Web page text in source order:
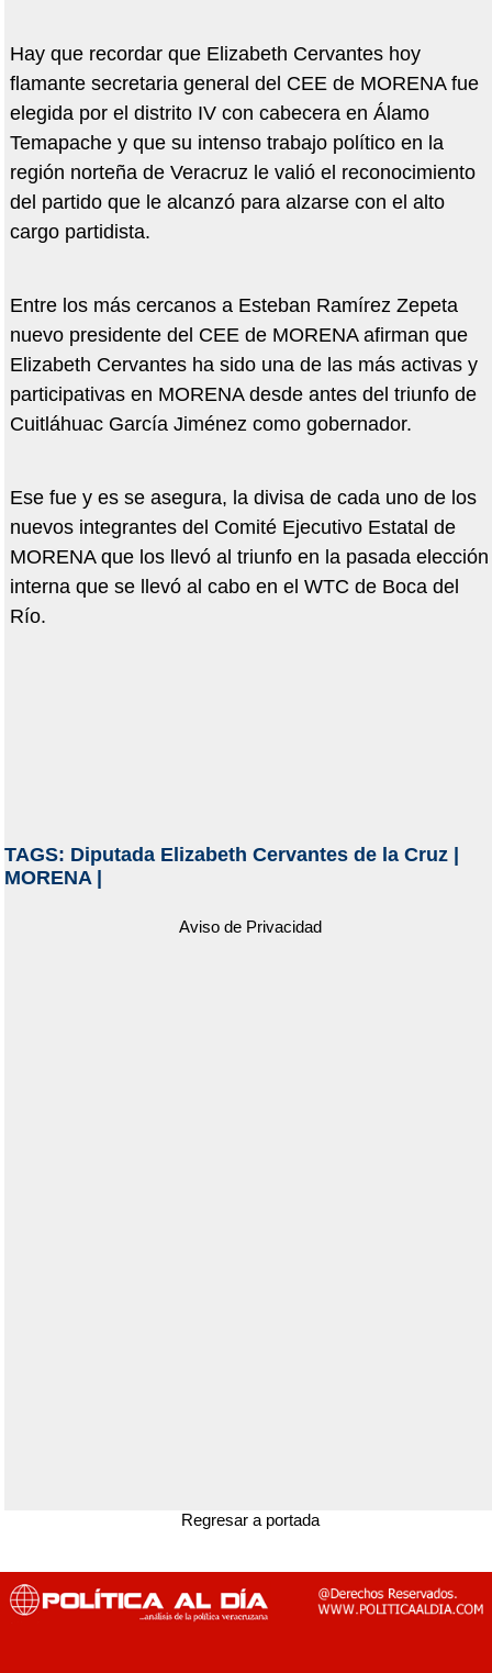
Hay que recordar que Elizabeth Cervantes hoy
flamante secretaria general del CEE de MORENA fue
elegida por el distrito IV con cabecera en Álamo
Temapache y que su intenso trabajo político en la
región norteña de Veracruz le valió el reconocimiento
del partido que le alcanzó para alzarse con el alto
cargo partidista.
Entre los más cercanos a Esteban Ramírez Zepeta
nuevo presidente del CEE de MORENA afirman que
Elizabeth Cervantes ha sido una de las más activas y
participativas en MORENA desde antes del triunfo de
Cuitláhuac García Jiménez como gobernador.
Ese fue y es se asegura, la divisa de cada uno de los
nuevos integrantes del Comité Ejecutivo Estatal de
MORENA que los llevó al triunfo en la pasada elección
interna que se llevó al cabo en el WTC de Boca del
Río.
TAGS: Diputada Elizabeth Cervantes de la Cruz|
MORENA|
Aviso de Privacidad
Regresar a portada